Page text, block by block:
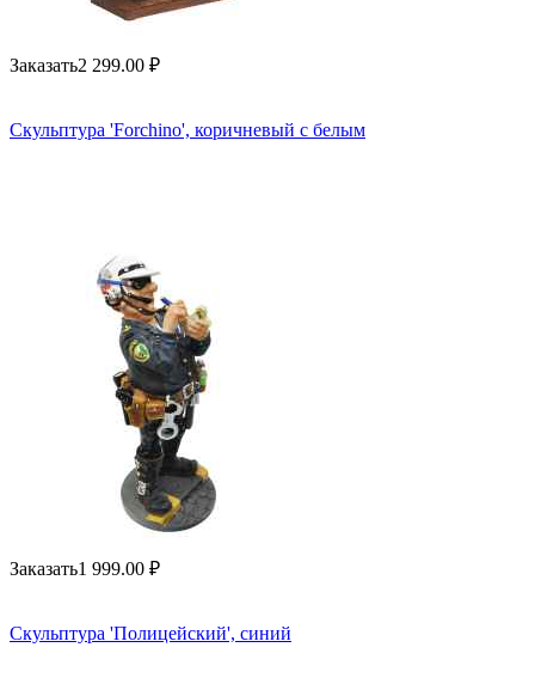
Заказать2 299.00 ₽
Скульптура 'Forchino', коричневый с белым
Заказать1 999.00 ₽
Скульптура 'Полицейский', синий